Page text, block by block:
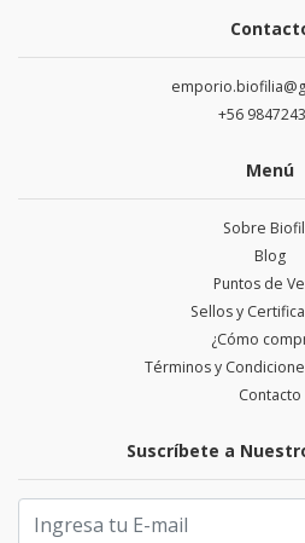
+56
Menú
Sobre
Blog
Puntos de
Sellos y
¿Cómo
Términos y
Contacto
Suscríbete a